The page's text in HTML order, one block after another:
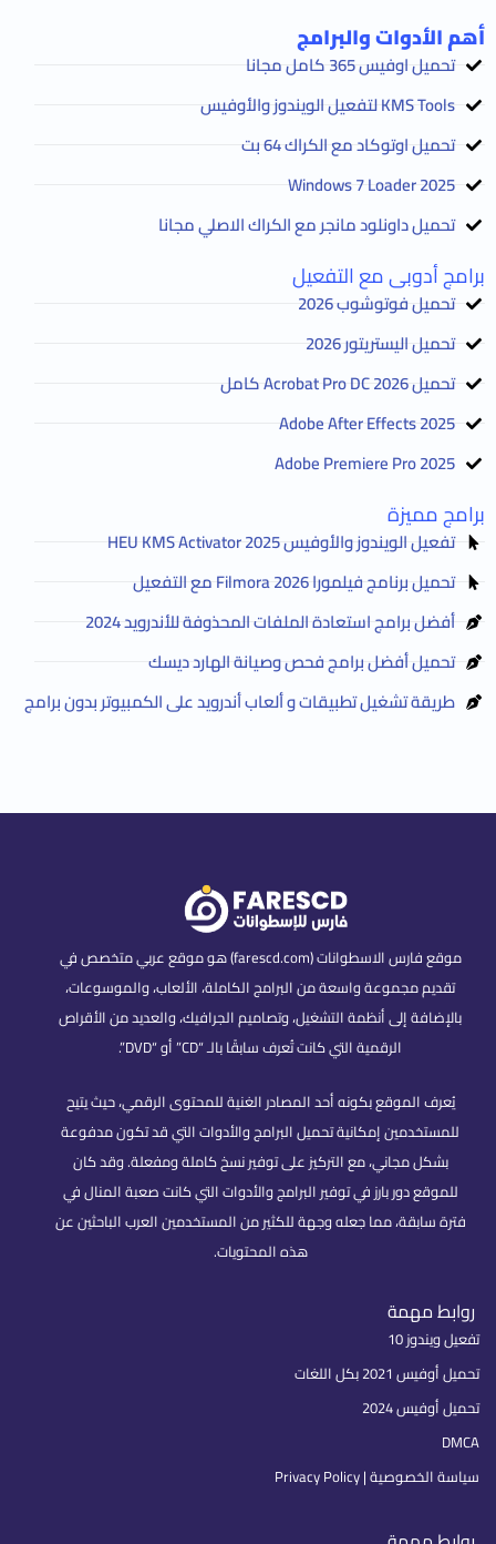
أهم الأدوات والبرامج
تحميل اوفيس 365 كامل مجانا
KMS Tools لتفعيل الويندوز والأوفيس
تحميل اوتوكاد مع الكراك 64 بت
2025 Windows 7 Loader
تحميل داونلود مانجر مع الكراك الاصلي مجانا
برامج أدوبى مع التفعيل
تحميل فوتوشوب 2026
تحميل اليستريتور 2026
تحميل Acrobat Pro DC 2026 كامل
Adobe After Effects 2025
Adobe Premiere Pro 2025
برامج مميزة
تفعيل الويندوز والأوفيس HEU KMS Activator 2025
تحميل برنامج فيلمورا Filmora 2026 مع التفعيل
أفضل برامج استعادة الملفات المحذوفة للأندرويد 2024
تحميل أفضل برامج فحص وصيانة الهارد ديسك
طريقة تشغيل تطبيقات و ألعاب أندرويد على الكمبيوتر بدون برامج
موقع فارس الاسطوانات (farescd.com) هو موقع عربي متخصص في
تقديم مجموعة واسعة من البرامج الكاملة، الألعاب، والموسوعات،
بالإضافة إلى أنظمة التشغيل، وتصاميم الجرافيك، والعديد من الأقراص
الرقمية التي كانت تُعرف سابقًا بالـ “CD” أو “DVD”.
يُعرف الموقع بكونه أحد المصادر الغنية للمحتوى الرقمي، حيث يتيح
للمستخدمين إمكانية تحميل البرامج والأدوات التي قد تكون مدفوعة
بشكل مجاني، مع التركيز على توفير نسخ كاملة ومفعلة. وقد كان
للموقع دور بارز في توفير البرامج والأدوات التي كانت صعبة المنال في
فترة سابقة، مما جعله وجهة للكثير من المستخدمين العرب الباحثين عن
هذه المحتويات.
روابط مهمة
تفعيل ويندوز 10
تحميل أوفيس 2021 بكل اللغات
تحميل أوفيس 2024
DMCA
سياسة الخصوصية | Privacy Policy